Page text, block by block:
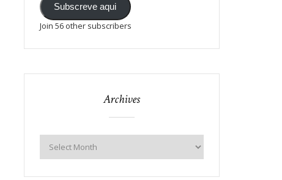
Subscreve aqui
Join 56 other subscribers
Archives